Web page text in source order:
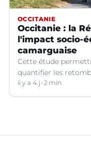
OCCITANIE
Occitanie : la
l'impact socio-
camarguaise
Cette étude
quantifier les
il y a 4 j 2 min